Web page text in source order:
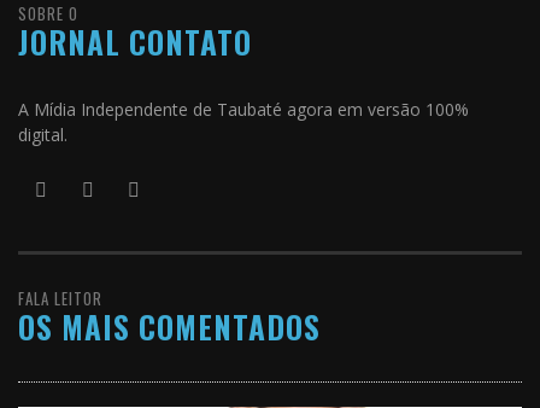
SOBRE O
JORNAL CONTATO
A Mídia Independente de Taubaté agora em versão 100%
digital.
FALA LEITOR
OS MAIS COMENTADOS